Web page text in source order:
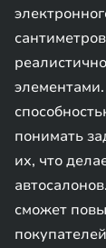
понимать
их, что
сможет